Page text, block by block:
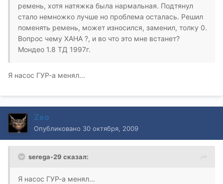
ремень, хотя натяжка была нармальная. Подтянул
стало немножко лучше но проблема осталась. Решил
поменять ремень, может износился, заменил, толку 0.
Вопрос чему ХАНА ?, и во что это мне встанет?
Мондео 1.8 ТД 1997г.
Я насос ГУР-а менял...
Zeo
Опубликовано 30 октября, 2009
serega-29 сказал:
Я насос ГУР-а менял...